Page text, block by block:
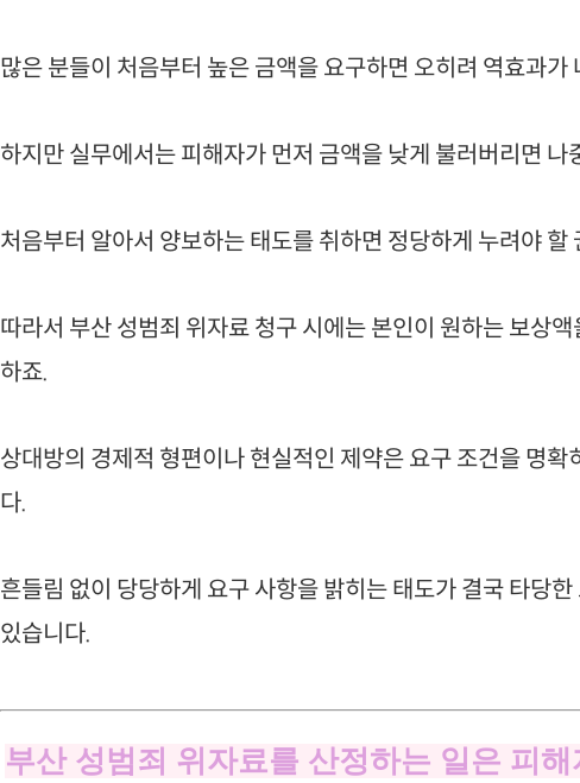
많은 분들이 처음부터 높은 금액을 요구하면 오히려 역효과
하지만 실무에서는 피해자가 먼저 금액을 낮게 불러버리면
처음부터 알아서 양보하는 태도를 취하면 정당하게 누려야
따라서 부산 성범죄 위자료 청구 시에는 본인이 원하는 보상
하죠.
상대방의 경제적 형편이나 현실적인 제약은 요구 조건을 명
다.
흔들림 없이 당당하게 요구 사항을 밝히는 태도가 결국 타당
있습니다.
부산 성범죄 위자료를 산정하는 일은 피